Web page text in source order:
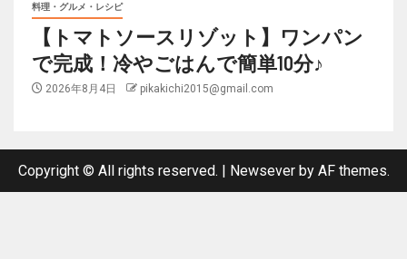
料理・グルメ・レシピ
【トマトソースリゾット】ワンパン
で完成！冷やごはんで簡単10分♪
2026年8月4日 pikakichi2015@gmail.com
Copyright © All rights reserved. | Newseverby AF themes.